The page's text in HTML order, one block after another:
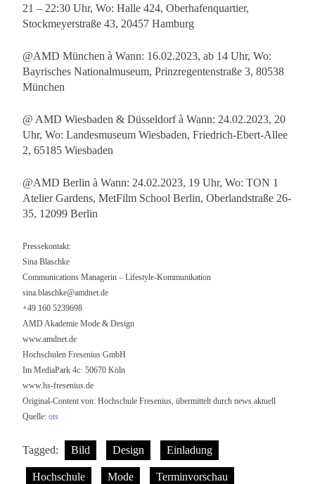
21 – 22:30 Uhr, Wo: Halle 424, Oberhafenquartier,
Stockmeyerstraße 43, 20457 Hamburg
@AMD München à Wann: 16.02.2023, ab 14 Uhr, Wo:
Bayrisches Nationalmuseum, Prinzregentenstraße 3, 80538
München
@ AMD Wiesbaden & Düsseldorf à Wann: 24.02.2023, 20
Uhr, Wo: Landesmuseum Wiesbaden, Friedrich-Ebert-Allee
2, 65185 Wiesbaden
@AMD Berlin à Wann: 24.02.2023, 19 Uhr, Wo: TON 1
Atelier Gardens, MetFilm School Berlin, Oberlandstraße 26-
35, 12099 Berlin
Pressekontakt:
Sina Blaschke
Communications Managerin – Lifestyle-Kommunikation
sina.blaschke@amdnet.de
+49 160 5239698
AMD Akademie Mode & Design
www.amdnet.de
Hochschulen Fresenius GmbH
Im MediaPark 4c· 50670 Köln
www.hs-fresenius.de
Original-Content von: Hochschule Fresenius, übermittelt durch news aktuell
Quelle: ots
Tagged: Bild Design Einladung
Hochschule Mode Terminvorschau